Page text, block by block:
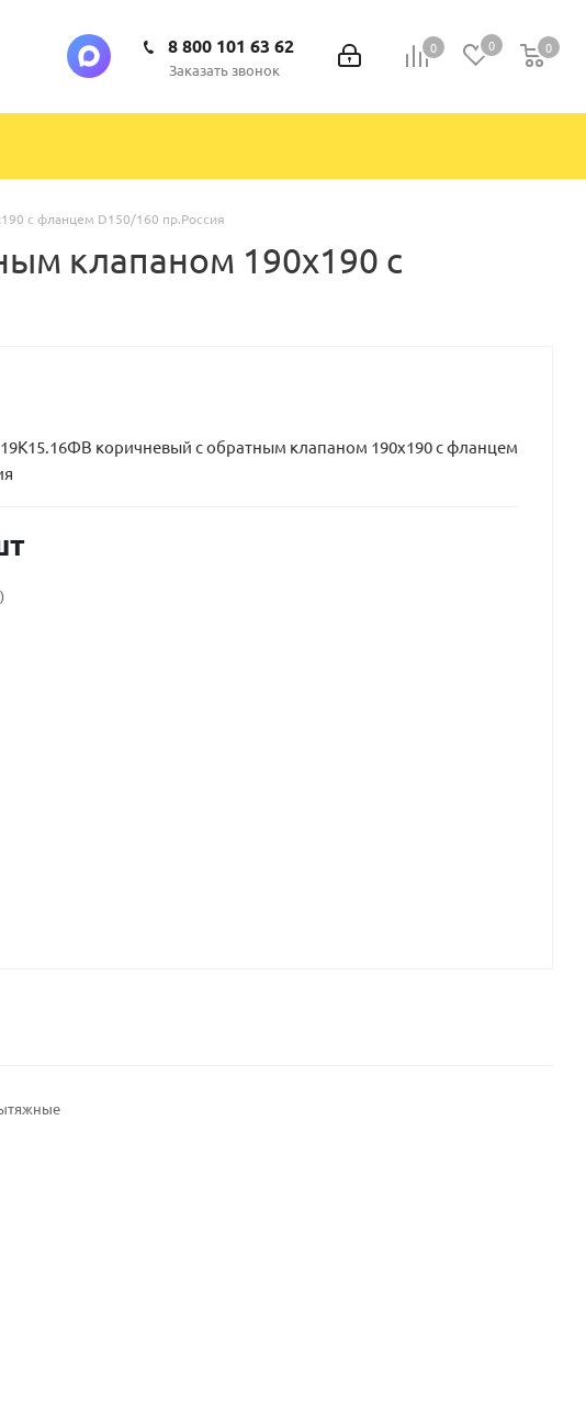
0 0 0
0
8 800 101 63 62
Заказать звонок
с фланцем D150/160 пр.Россия
клапаном 190х190 с
коричневый с обратным клапаном 190х190 с фланцем